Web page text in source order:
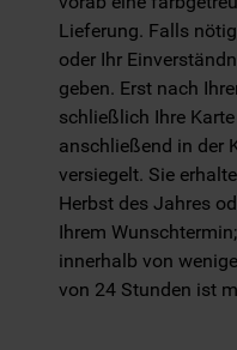
Lieferung. Falls
oder Ihr
geben. Erst nach
schließlich Ihre
anschließend in der
versiegelt. Sie
Herbst des Jahres
Ihrem
innerhalb von
von 24 Stunden ist